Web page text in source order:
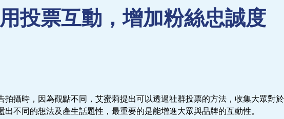
投票互動，增加粉絲忠誠度
拍攝時，因為觀點不同，艾蜜莉提出可以透過社群投票的方法，收集大眾對於
出不同的想法及產生話題性，最重要的是能增進大眾與品牌的互動性。